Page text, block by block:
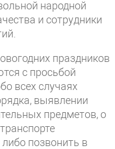
народной
и сотрудники
праздников
с просьбой
всех случаях
выявлении
предметов, о
позвонить в